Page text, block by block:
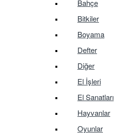
Bahçe
Bitkiler
Boyama
Defter
Diğer
El İşleri
El Sanatları
Hayvanlar
Oyunlar